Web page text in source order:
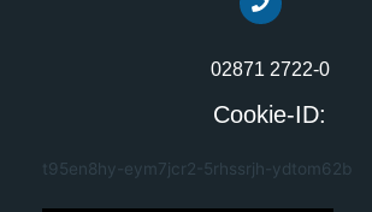
02871 2722-0
Cookie-ID:
t95en8hy-eym7jcr2-5rhssrjh-ydtom62b